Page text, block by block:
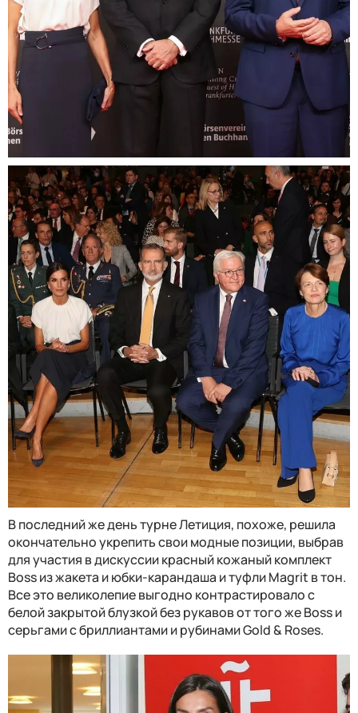
В последний же день турне Летиция, похоже, решила
окончательно укрепить свои модные позиции, выбрав
для участия в дискуссии красный кожаный комплект
Boss из жакета и юбки-карандаша и туфли Magrit в тон.
Все это великолепие выгодно контрастировало с
белой закрытой блузкой без рукавов от того же Boss и
серьгами с бриллиантами и рубинами Gold & Roses.